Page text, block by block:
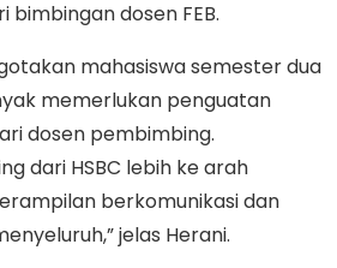
bimbingan dosen FEB.
mahasiswa semester dua
memerlukan penguatan
dosen pembimbing.
dari HSBC lebih ke arah
berkomunikasi dan
jelas Herani.